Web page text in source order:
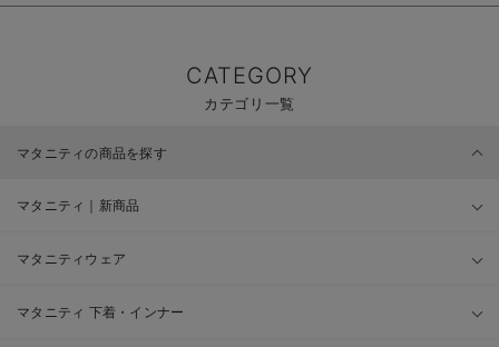
CATEGORY
カテゴリ一覧
マタニティの商品を探す
マタニティ｜新商品
マタニティウェア
マタニティ 下着・インナー